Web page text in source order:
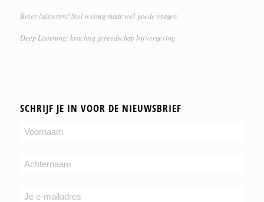
Beter luisteren? Stel weinig maar wel goede vragen
Deep Listening: krachtig gereedschap bij vergeving
SCHRIJF JE IN VOOR DE NIEUWSBRIEF